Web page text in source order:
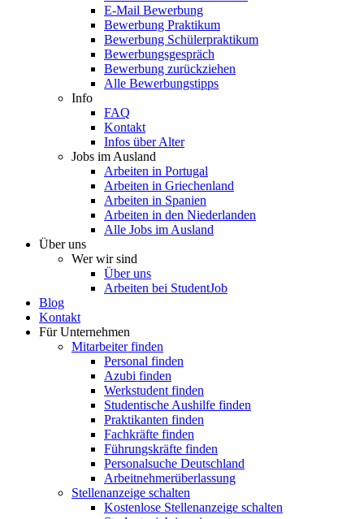
E-Mail Bewerbung
Bewerbung Praktikum
Bewerbung Schülerpraktikum
Bewerbungsgespräch
Bewerbung zurückziehen
Alle Bewerbungstipps
Info
FAQ
Kontakt
Infos über Alter
Jobs im Ausland
Arbeiten in Portugal
Arbeiten in Griechenland
Arbeiten in Spanien
Arbeiten in den Niederlanden
Alle Jobs im Ausland
Über uns
Wer wir sind
Über uns
Arbeiten bei StudentJob
Blog
Kontakt
Für Unternehmen
Mitarbeiter finden
Personal finden
Azubi finden
Werkstudent finden
Studentische Aushilfe finden
Praktikanten finden
Fachkräfte finden
Führungskräfte finden
Personalsuche Deutschland
Arbeitnehmerüberlassung
Stellenanzeige schalten
Kostenlose Stellenanzeige schalten